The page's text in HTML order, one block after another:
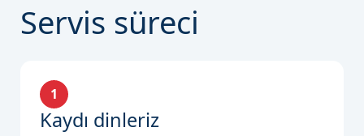
Servis süreci
1
Kaydı dinleriz